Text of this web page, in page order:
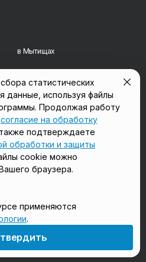
в Мытищах
в Люберцах
в Королёве
в Щёлково
18+
статистических
данные, используя файлы
Продолжая работу
согласие на обработку
также подтверждаете
обработки и защиты
cookie можно
браузера.
применяются
.